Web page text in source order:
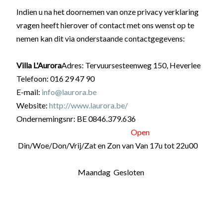
Indien u na het doornemen van onze privacy verklaring
vragen heeft hierover of contact met ons wenst op te
nemen kan dit via onderstaande contactgegevens:
Villa L'AuroraAdres: Tervuursesteenweg 150, Heverlee
Telefoon: 016 29 47 90
E-mail: info@laurora.be
Website:http://www.laurora.be/
Ondernemingsnr: BE 0846.379.636
Open
Din/Woe/Don/Vrij/Zat en Zon van Van 17u tot 22u00
Maandag Gesloten